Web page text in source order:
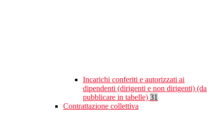
Incarichi conferiti e autorizzati ai
dipendenti (dirigenti e non dirigenti) (da
pubblicare in tabelle) 31
Contrattazione collettiva